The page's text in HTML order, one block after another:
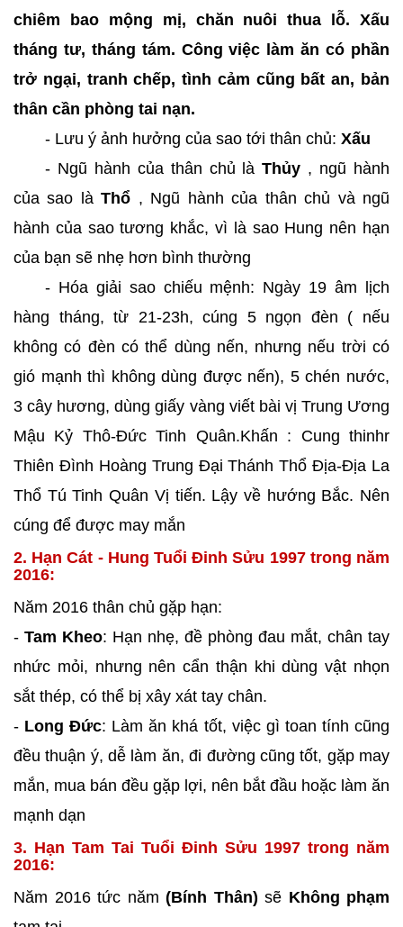
chiêm bao mộng mị, chăn nuôi thua lỗ. Xấu
tháng tư, tháng tám. Công việc làm ăn có phần
trở ngại, tranh chếp, tình cảm cũng bất an, bản
thân cần phòng tai nạn.
- Lưu ý ảnh hưởng của sao tới thân chủ: Xấu
- Ngũ hành của thân chủ làThủy , ngũ hành
của sao làThổ , Ngũ hành của thân chủ và ngũ
hành của sao tương khắc, vì là sao Hung nên hạn
của bạn sẽ nhẹ hơn bình thường
- Hóa giải sao chiếu mệnh: Ngày 19 âm lịch
hàng tháng, từ 21-23h, cúng 5 ngọn đèn ( nếu
không có đèn có thể dùng nến, nhưng nếu trời có
gió mạnh thì không dùng được nến), 5 chén nước,
3 cây hương, dùng giấy vàng viết bài vị Trung Ương
Mậu Kỷ Thô-Đức Tinh Quân.Khấn : Cung thinhr
Thiên Đình Hoàng Trung Đại Thánh Thổ Địa-Địa La
Thổ Tú Tinh Quân Vị tiến. Lậy về hướng Bắc. Nên
cúng để được may mắn
2. Hạn Cát - Hung Tuổi Đinh Sửu 1997 trong năm
2016:
Năm 2016 thân chủ gặp hạn:
- Tam Kheo: Hạn nhẹ, đề phòng đau mắt, chân tay
nhức mỏi, nhưng nên cẩn thận khi dùng vật nhọn
sắt thép, có thể bị xây xát tay chân.
- Long Đức: Làm ăn khá tốt, việc gì toan tính cũng
đều thuận ý, dễ làm ăn, đi đường cũng tốt, gặp may
mắn, mua bán đều gặp lợi, nên bắt đầu hoặc làm ăn
mạnh dạn
3. Hạn Tam Tai Tuổi Đinh Sửu 1997 trong năm
2016:
Năm 2016 tức năm (Bính Thân) sẽ Không phạm